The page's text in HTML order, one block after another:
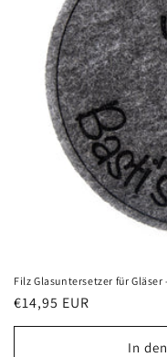
Filz Glasuntersetzer für
Normaler
Preis
€14,95 EUR
In